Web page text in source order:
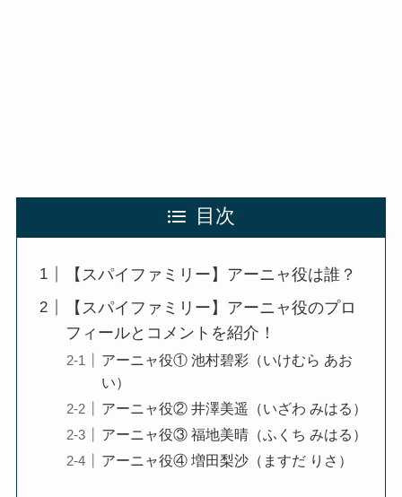
目次
【スパイファミリー】アーニャ役は誰？
【スパイファミリー】アーニャ役のプロ
フィールとコメントを紹介！
アーニャ役① 池村碧彩（いけむら あお
い）
アーニャ役② 井澤美遥（いざわ みはる）
アーニャ役③ 福地美晴（ふくち みはる）
アーニャ役④ 増田梨沙（ますだ りさ）